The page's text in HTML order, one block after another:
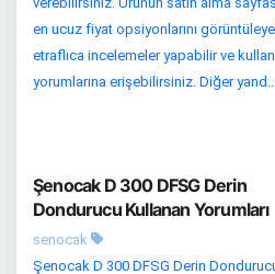
en ucuz fiyat opsiyonlarını
etraflıca incelemeler yapabilir ve
yorumlarına erişebilirsiniz. Diğer yand...
Şenocak D 300 DFSG Derin
Dondurucu Kullanan Yorumları
senocak
Şenocak D 300 DFSG Derin